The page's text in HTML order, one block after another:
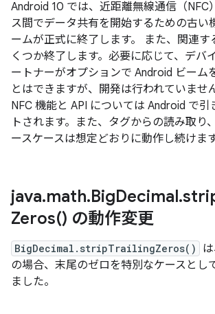
Android 10 では、近距離無線通信（NFC
ス間でデータ共有を開始するための古い
ームが正式に終了します。 また、関連す
くつか終了します。必要に応じて、デバ
ートナーがオプションで Android ビーム
とはできますが、開発は行われていませ
NFC 機能と API については Android で引
トされます。また、タグからの読み取り
ースケースは想定どおりに動作し続けます
java.math.BigDecimal.
Zeros() の動作変更
BigDecimal.stripTrailingZeros()
の場合、末尾のゼロを特別なケースとし
ました。